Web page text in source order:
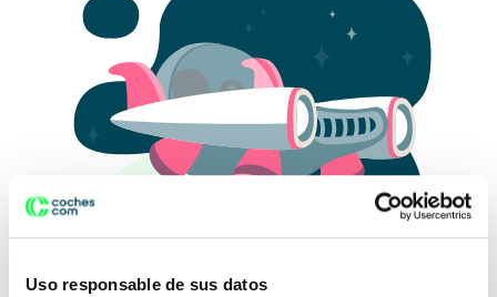
Uso responsable de sus datos